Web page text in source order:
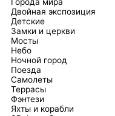
Города мира
Двойная экспозиция
Детские
Замки и церкви
Мосты
Небо
Ночной город
Поезда
Самолеты
Террасы
Фэнтези
Яхты и корабли